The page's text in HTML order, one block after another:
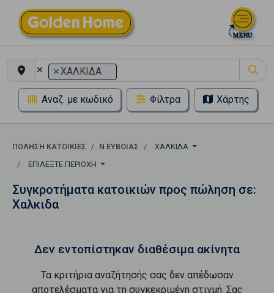
× ×ΧΑΛΚΙΔΑ
Αναζ. με κωδικό Φίλτρα Χάρτης
ΠΏΛΗΣΗ ΚΑΤΟΙΚΊΕΣ Ν.ΕΥΒΟΙΑΣ
ΧΑΛΚΙΔΑ
ΕΠΙΛΈΞΤΕ ΠΕΡΙΟΧΉ
Συγκροτήματα κατοικιών προς πώληση σε:
Χαλκιδα
Δεν εντοπίστηκαν διαθέσιμα ακίνητα
Τα κριτήρια αναζήτησής σας δεν απέδωσαν
αποτελέσματα για τη συγκεκριμένη στιγμή. Σας